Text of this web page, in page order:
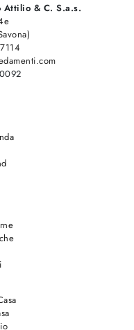
Attilio & C. S.a.s.